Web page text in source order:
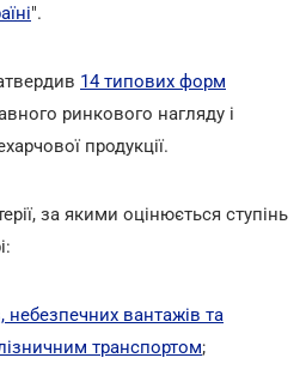
".
14 типових форм
ринкового нагляду і
продукції.
за якими оцінюється ступінь
небезпечних вантажів та
транспортом;